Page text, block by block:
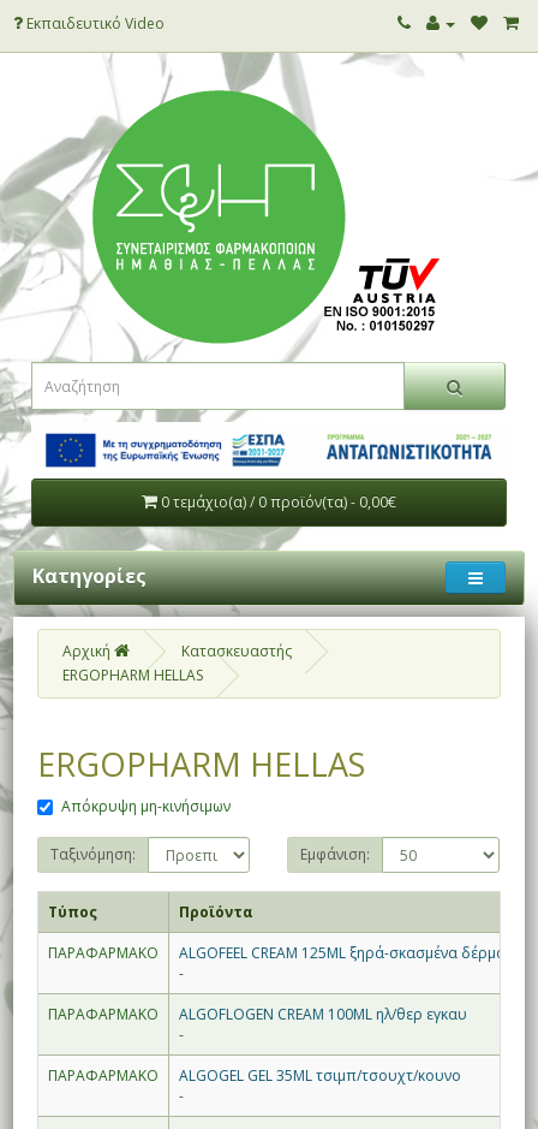
Εκπαιδευτικό Video
0 τεμάχιο(α) / 0 προϊόν(τα) - 0,00€
Κατηγορίες
Αρχική
Κατασκευαστής
ERGOPHARM HELLAS
ERGOPHARM HELLAS
Απόκρυψη μη-κινήσιμων
Ταξινόμηση: Εμφάνιση:
Τύπος
Προϊόντα
ΠΑΡΑΦΑΡΜΑΚΟ
ALGOFEEL CREAM 125ML ξηρά-σκασμένα δέρματα
-
ΠΑΡΑΦΑΡΜΑΚΟ
ALGOFLOGEN CREAM 100ML ηλ/θερ εγκαυ
-
ΠΑΡΑΦΑΡΜΑΚΟ
ALGOGEL GEL 35ML τσιμπ/τσουχτ/κουνο
-